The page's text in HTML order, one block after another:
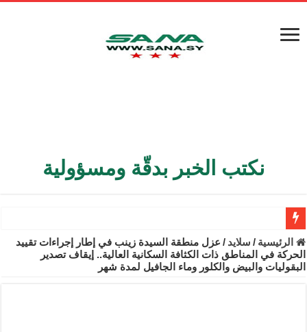
نكتب الخبر بدقّة ومسؤولية
الأمن الداخلي يعثر على مقبرة جماعية في ريف اللاذقية تضم 9 جثامين
الوزير الشيباني يبحث في باريس تعزيز الاستقرار في سوريا
الرئيسية / سلايد / عزل منطقة السيدة زينب في إطار إجراءات تقييد
الحركة في المناطق ذات الكثافة السكانية العالية.. إيقاف تصدير
البقوليات والبيض والكلور وماء الجافيل لمدة شهر